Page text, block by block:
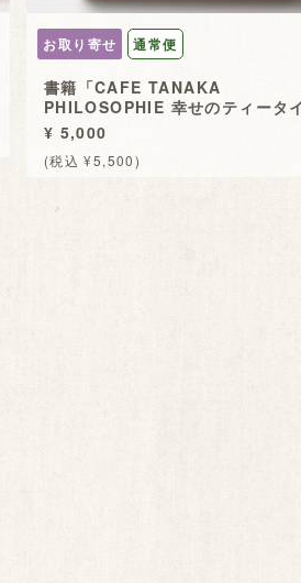
お取り寄せ 通常便
書籍「CAFE TANAKA
PHILOSOPHIE 幸せのティータ
¥ 5,000
(税込 ¥5,500)